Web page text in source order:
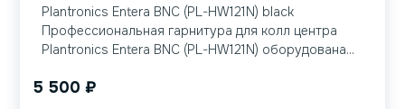
Plantronics Entera BNC (PL-HW121N) black
Профессиональная гарнитура для колл центра
Plantronics Entera BNC (PL-HW121N) оборудована...
5 500 ₽